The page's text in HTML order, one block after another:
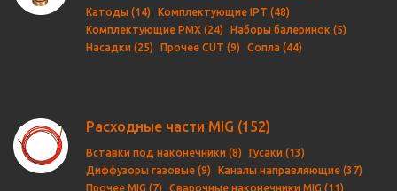
Катоды (14)
Комплектующие IPT (48)
Комплектующие PMX (24)
Наборы балеринок (5)
Насадки (25)
Прочее CUT (9) Сопла (44)
Расходные части MIG (152)
Вставки под наконечники (8)
Гусаки (13)
Диффузоры газовые (9)
Каналы направляющие (37)
Прочее MIG (7)
Сварочные наконечники MIG (11)